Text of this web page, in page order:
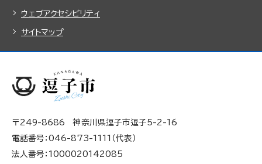
ウェブアクセシビリティ
サイトマップ
〒249-8686 神奈川県逗子市逗子5-2-16
電話番号：046-873-1111（代表）
法人番号：1000020142085